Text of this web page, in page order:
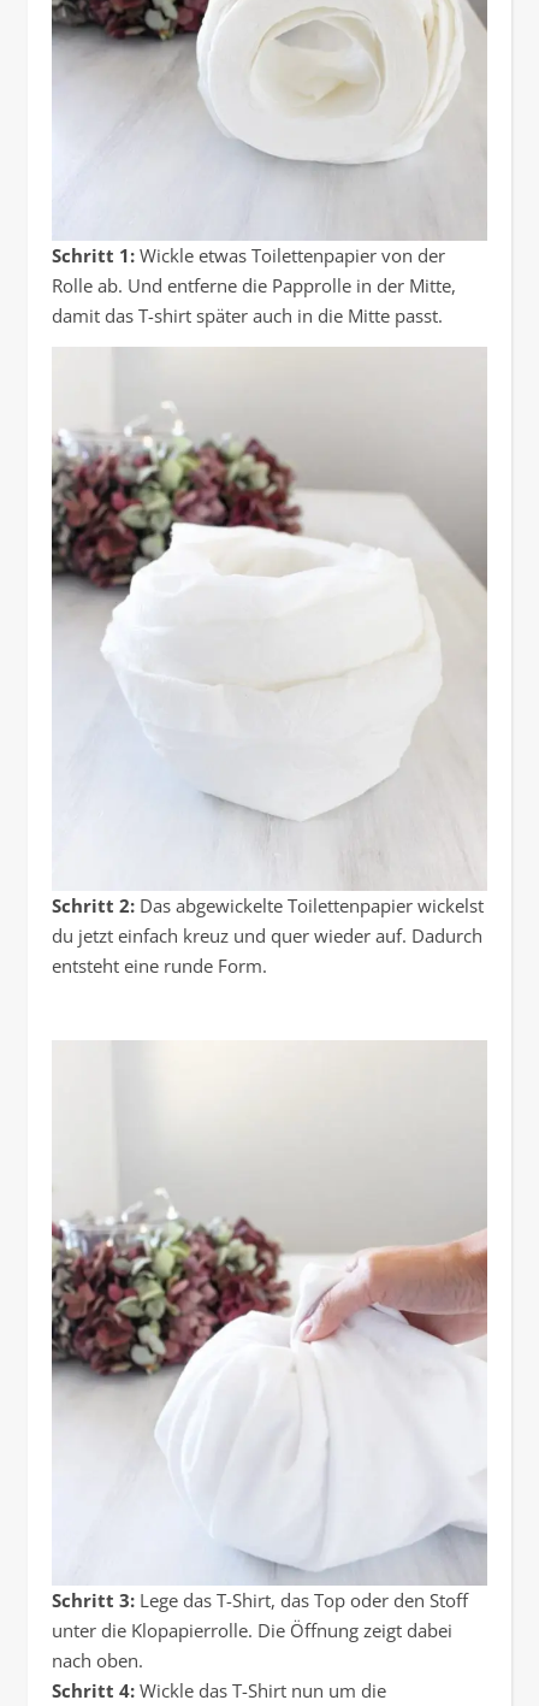
Schritt 1: Wickle etwas Toilettenpapier von der
Rolle ab. Und entferne die Papprolle in der Mitte,
damit das T-shirt später auch in die Mitte passt.
Schritt 2: Das abgewickelte Toilettenpapier wickelst
du jetzt einfach kreuz und quer wieder auf. Dadurch
entsteht eine runde Form.
Schritt 3: Lege das T-Shirt, das Top oder den Stoff
unter die Klopapierrolle. Die Öffnung zeigt dabei
nach oben.
Schritt 4: Wickle das T-Shirt nun um die